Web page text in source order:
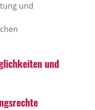
und
und